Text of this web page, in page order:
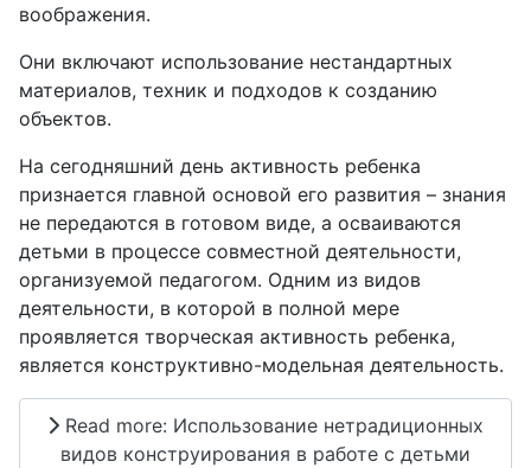
воображения.
Они включают использование нестандартных
материалов, техник и подходов к созданию
объектов.
На сегодняшний день активность ребенка
признается главной основой его развития – знания
не передаются в готовом виде, а осваиваются
детьми в процессе совместной деятельности,
организуемой педагогом. Одним из видов
деятельности, в которой в полной мере
проявляется творческая активность ребенка,
является конструктивно-модельная деятельность.
Read more: Использование нетрадиционных
видов конструирования в работе с детьми